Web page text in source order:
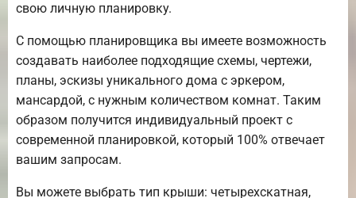
свою личную планировку.
С помощью планировщика вы имеете возможность
создавать наиболее подходящие схемы, чертежи,
планы, эскизы уникального дома с эркером,
мансардой, с нужным количеством комнат. Таким
образом получится индивидуальный проект с
современной планировкой, который 100% отвечает
вашим запросам.
Вы можете выбрать тип крыши: четырехскатная,